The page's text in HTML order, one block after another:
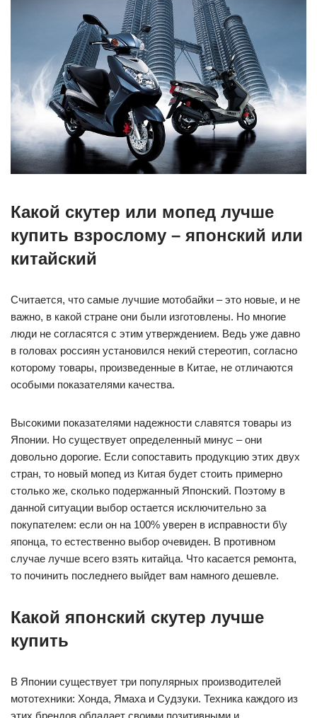
Какой скутер или мопед лучше
купить взрослому – японский или
китайский
Считается, что самые лучшие мотобайки – это новые, и не
важно, в какой стране они были изготовлены. Но многие
люди не согласятся с этим утверждением. Ведь уже давно
в головах россиян установился некий стереотип, согласно
которому товары, произведенные в Китае, не отличаются
особыми показателями качества.
Высокими показателями надежности славятся товары из
Японии. Но существует определенный минус – они
довольно дорогие. Если сопоставить продукцию этих двух
стран, то новый мопед из Китая будет стоить примерно
столько же, сколько подержанный Японский. Поэтому в
данной ситуации выбор остается исключительно за
покупателем: если он на 100% уверен в исправности б\у
японца, то естественно выбор очевиден. В противном
случае лучше всего взять китайца. Что касается ремонта,
то починить последнего выйдет вам намного дешевле.
Какой японский скутер лучше
купить
В Японии существует три популярных производителей
мототехники: Хонда, Ямаха и Судзуки. Техника каждого из